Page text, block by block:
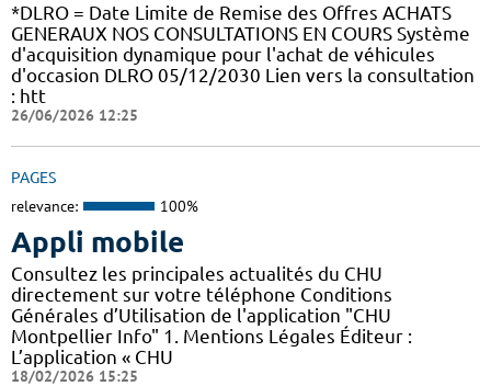
*DLRO = Date Limite de Remise des Offres ACHATS
GENERAUX NOS CONSULTATIONS EN COURS Système
d'acquisition dynamique pour l'achat de véhicules
d'occasion DLRO 05/12/2030 Lien vers la consultation
: htt
26/06/2026 12:25
PAGES
relevance: 100%
Appli mobile
Consultez les principales actualités du CHU
directement sur votre téléphone Conditions
Générales d’Utilisation de l'application "CHU
Montpellier Info" 1. Mentions Légales Éditeur :
L’application « CHU
18/02/2026 15:25